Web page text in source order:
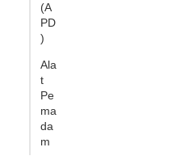
(A
PD
)
Ala
t
Pe
ma
da
m